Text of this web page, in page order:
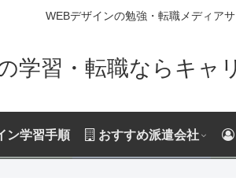
WEBデザインの勉強・転職メディアサ
学習・転職ならキャ
ン学習手順 おすすめ派遣会社